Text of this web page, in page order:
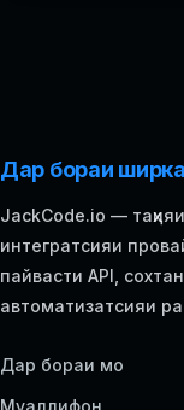
Дар бораи
JackCode.io —
интегратсияи
пайвасти API,
автоматизатсияи
Дар бораи мо